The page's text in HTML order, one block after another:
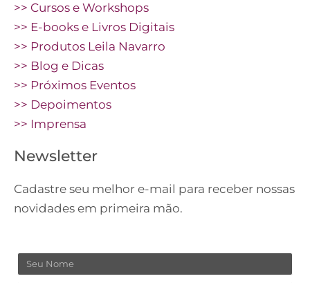
>> Cursos e Workshops
>> E-books e Livros Digitais
>> Produtos Leila Navarro
>> Blog e Dicas
>> Próximos Eventos
>> Depoimentos
>> Imprensa
Newsletter
Cadastre seu melhor e-mail para receber nossas
novidades em primeira mão.
Nome